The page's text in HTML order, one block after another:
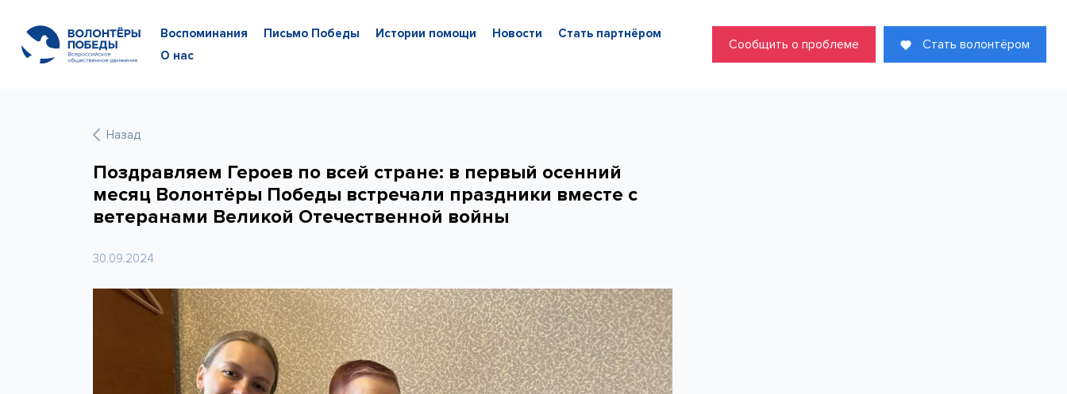
Воспоминания Письмо Победы Истории помощи Новости
Стать партнёром
О нас
Сообщить о проблеме Стать волонтёром
Назад
Поздравляем Героев по всей стране: в первый осенний
месяц Волонтёры Победы встречали праздники вместе с
ветеранами Великой Отечественной войны
30.09.2024